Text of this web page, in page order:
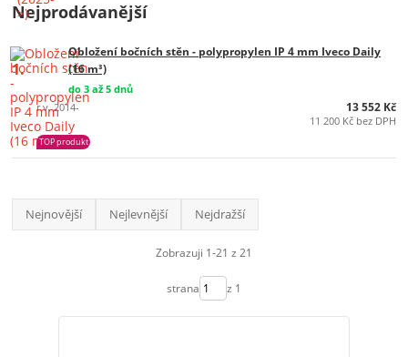
Nejprodávanější
1.
Obložení bočních stěn - polypropylen IP 4 mm Iveco Daily
(16 m³)
r.v. 2014-
do 3 až 5 dnů
TOP produkt
13 552 Kč
11 200 Kč bez DPH
Nejnovější Nejlevnější Nejdražší
Zobrazuji 1-21 z 21
strana z 1